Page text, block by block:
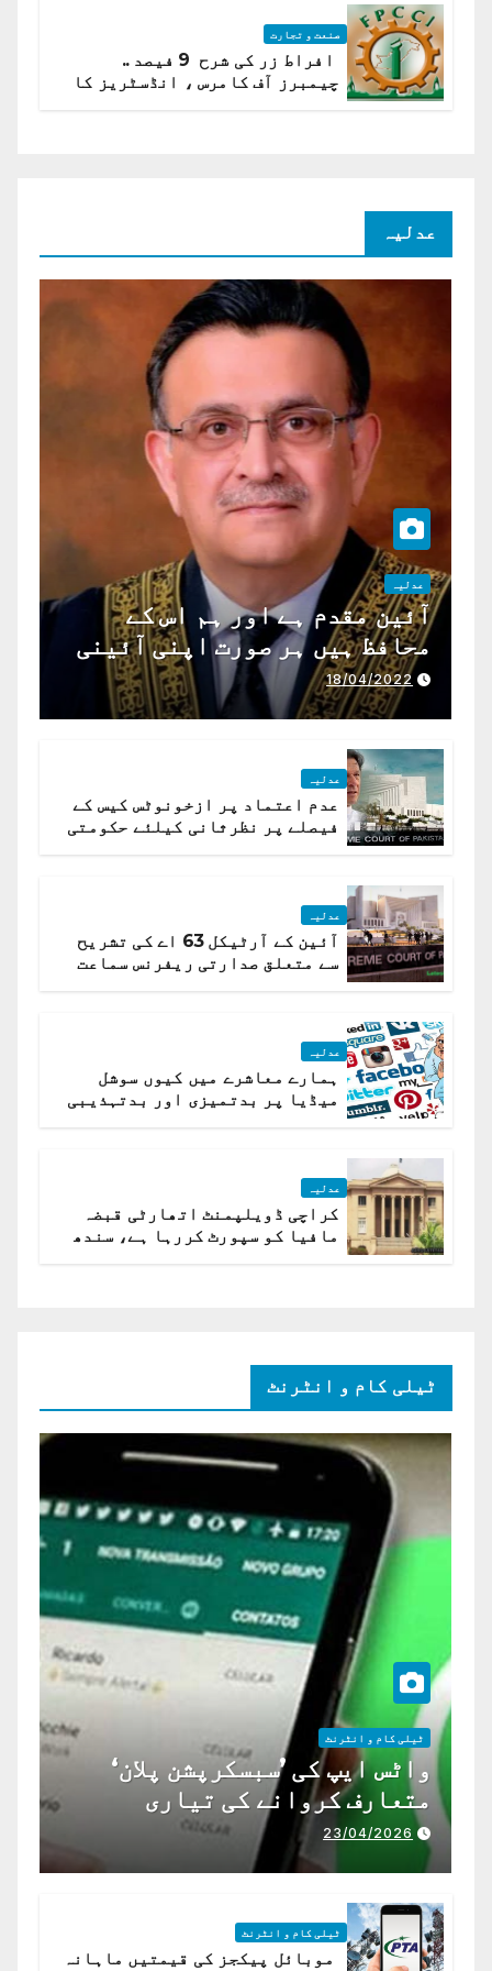
صنعت و تجارت
افراط زر کی شرح 9 فیصد ..
چیمبرز آف کامرس ، انڈسٹریز کا
عدلیہ
عدلیہ
آئین مقدم ہے اور ہم اس کے
محافظ ہیں ہر صورت اپنی آئینی
ذمہ داری ادا کرینگے ، چیف
جسٹس پاکستان
18/04/2022
عدلیہ
عدم اعتماد پر ازخونوٹس کیس کے
فیصلے پر نظرثانی کیلئے حکومتی
عدلیہ
آئین کے آرٹیکل 63 اے کی تشریح
سے متعلق صدارتی ریفرنس سماعت
عدلیہ
ہمارے معاشرے میں کیوں سوشل
میڈیا پر بدتمیزی اور بدتہذیبی
عدلیہ
کراچی ڈویلپمنٹ اتھارٹی قبضہ
مافیا کو سپورٹ کررہا ہے، سندھ
ٹیلی کام و انٹرنٹ
ٹیلی کام و انٹرنٹ
واٹس ایپ کی ’سبسکرپشن پلان‘
متعارف کروانے کی تیاری
23/04/2026
ٹیلی کام و انٹرنٹ
موبائل پیکجز کی قیمتیں ماہانہ